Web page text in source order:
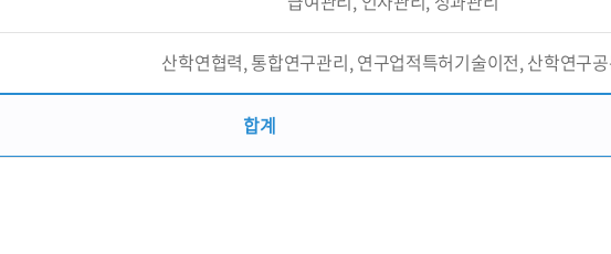
산학연협력, 통합연구관리, 연구업적특허기술이전, 산학연구
합계